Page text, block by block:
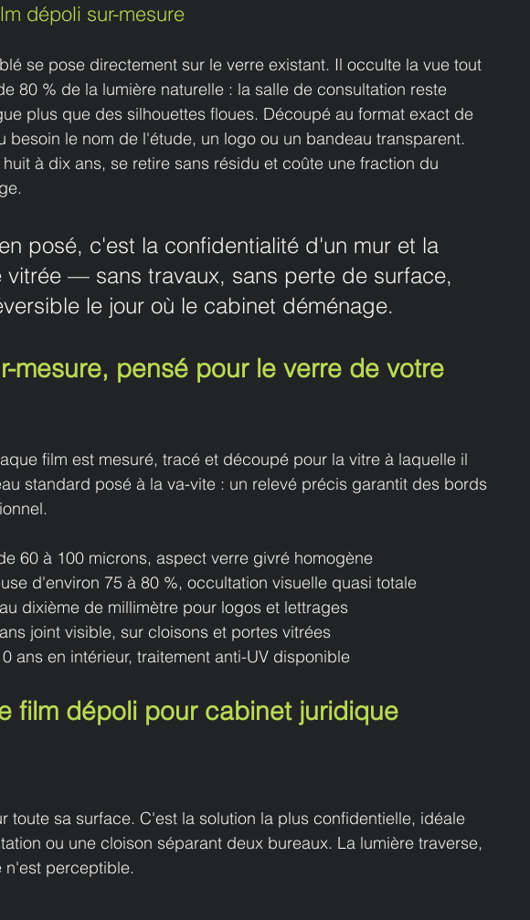
dépoli sur-mesure
se pose directement sur le verre existant. Il occulte la vue tout
80 % de la lumière naturelle : la salle de consultation reste
plus que des silhouettes floues. Découpé au format exact de
besoin le nom de l'étude, un logo ou un bandeau transparent.
à dix ans, se retire sans résidu et coûte une fraction du
posé, c'est la confidentialité d'un mur et la
vitrée — sans travaux, sans perte de surface,
le jour où le cabinet déménage.
mesure, pensé pour le verre de votre
film est mesuré, tracé et découpé pour la vitre à laquelle il
standard posé à la va-vite : un relevé précis garantit des bords
60 à 100 microns, aspect verre givré homogène
d'environ 75 à 80 %, occultation visuelle quasi totale
dixième de millimètre pour logos et lettrages
joint visible, sur cloisons et portes vitrées
ans en intérieur, traitement anti-UV disponible
film dépoli pour cabinet juridique
toute sa surface. C'est la solution la plus confidentielle, idéale
ou une cloison séparant deux bureaux. La lumière traverse,
n'est perceptible.